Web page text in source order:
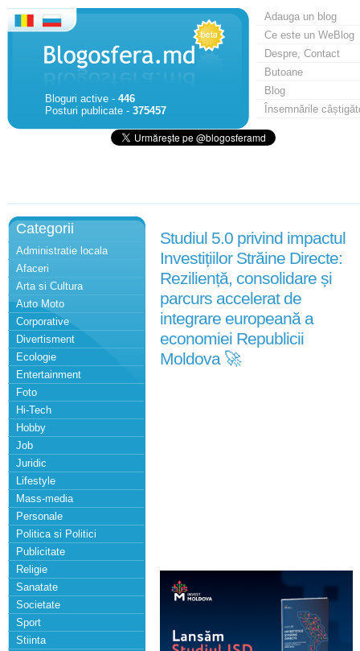
Bloguri active - 446
Posturi publicate - 375457
Adauga un blog
Ce este un WeBlog
Despre, Contact
Butoane
Blog
Însemnările
Categorii
Administratie locala
Afaceri
Arta si Cultura
Auto Moto
Corporative
Divertisment
Ecologie
Entertainment
Foto
Hi-Tech
Hobby
Job
Juridic
Lifestyle
Mass-media
Personale
Politica si Politici
Publicitate
Religie
Sanatate
Societate
Sport
Stiinta
Studiul 5.0 privind impactul
Investițiilor Străine Directe:
Reziliență, consolidare și
parcurs accelerat de
integrare europeană a
economiei Republicii
Moldova 🚀